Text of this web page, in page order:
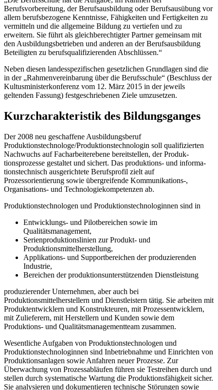
Berufsvorbereitung, der Berufsausbildung oder Berufsausübung vor
allem berufsbezogene Kenntnisse, Fähigkeiten und Fertigkeiten zu
vermitteln und die allgemeine Bildung zu vertiefen und zu
erweitern. Sie führt als gleichberechtigter Partner gemeinsam mit
den Ausbildungsbetrieben und anderen an der Berufsausbildung
Beteiligten zu berufsqualifizierenden Abschlüssen.“
Neben diesen landesspezifischen gesetzlichen Grundlagen sind die
in der „Rahmenvereinbarung über die Berufsschule“ (Beschluss der
Kultusministerkonferenz vom 12. März 2015 in der jeweils
geltenden Fassung) festgeschriebenen Ziele umzusetzen.
Kurzcharakteristik des Bildungsganges
Der 2008 neu geschaffene Ausbildungsberuf
Produktionstechnologe/Produktions­tech­nologin soll qualifizierten
Nachwuchs auf Facharbeiterebene bereitstellen, der Produk­
tionsprozesse gestaltet und sichert. Das produktions- und informa­
tionstechnisch ausgerichtete Berufsprofil zielt auf
Prozessorientierung sowie übergreifende Kommuni­kations-,
Organisations- und Technologiekompetenzen ab.
Produktionstechnologen und Produktionstechnologinnen sind in
Entwicklungs- und Pilotbereichen sowie im
Qualitätsmanagement,
Serienproduktionslinien zur Produkt- und
Produktionsmittelherstellung,
Applikations- und Supportbereichen der produzierenden
Industrie,
Bereichen der produktionsunterstützenden Dienstleistung
produzierender Unternehmen, aber auch bei
Produktionsmittelherstellern und Dienstleistern tätig. Sie arbeiten mit
Produktentwicklern und Konstrukteuren, mit Prozessentwicklern,
mit Zulieferern, mit Herstellern und Kunden sowie dem
Produktions- und Qualitätsmanagementteam zusammen.
Wesentliche Aufgaben von Produktionstechnologen und
Produktionstechnologinnen sind Inbetriebnahme und Einrichten von
Produktionsanlagen sowie Anfahren neuer Prozesse. Zur
Überwachung von Prozess­abläufen führen sie Testreihen durch und
stellen durch systema­tische Wartung die Produktionsfähigkeit sicher.
Sie analysieren und dokumen­tieren technische Störungen sowie